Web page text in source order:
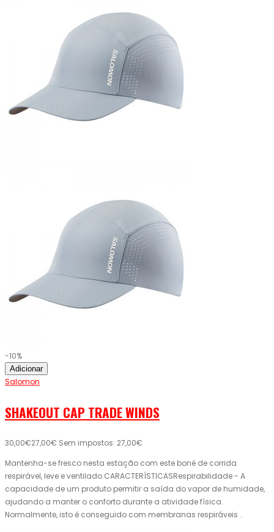
-10%
Adicionar
Salomon
SHAKEOUT CAP TRADE WINDS
30,00€27,00€ Sem impostos: 27,00€
Mantenha-se fresco nesta estação com este boné de corrida
respirável, leve e ventilado.CARACTERÍSTICASRespirabilidade - A
capacidade de um produto permitir a saída do vapor de humidade,
ajudando a manter o conforto durante a atividade física.
Normalmente, isto é conseguido com membranas respiráveis ..